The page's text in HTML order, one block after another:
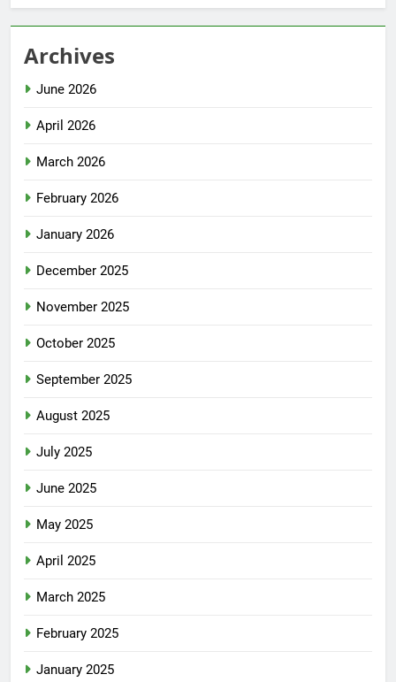
Archives
June 2026
April 2026
March 2026
February 2026
January 2026
December 2025
November 2025
October 2025
September 2025
August 2025
July 2025
June 2025
May 2025
April 2025
March 2025
February 2025
January 2025